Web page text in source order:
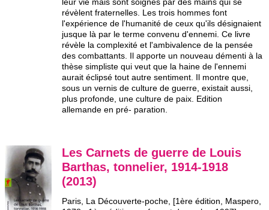
révèlent fraternelles. Les trois hommes font
l'expérience de l'humanité de ceux qu'ils désignaient
jusque là par le terme convenu d'ennemi. Ce livre
révèle la complexité et l'ambivalence de la pensée
des combattants. Il apporte un nouveau démenti à la
thèse simpliste qui veut que la haine de l'ennemi
aurait éclipsé tout autre sentiment. Il montre que,
sous un vernis de culture de guerre, existait aussi,
plus profonde, une culture de paix. Edition
allemande en pré- paration.
Les Carnets de guerre de Louis
Barthas, tonnelier, 1914-1918
(2013)
Paris, La Découverte-poche, [1ère édition, Maspero,